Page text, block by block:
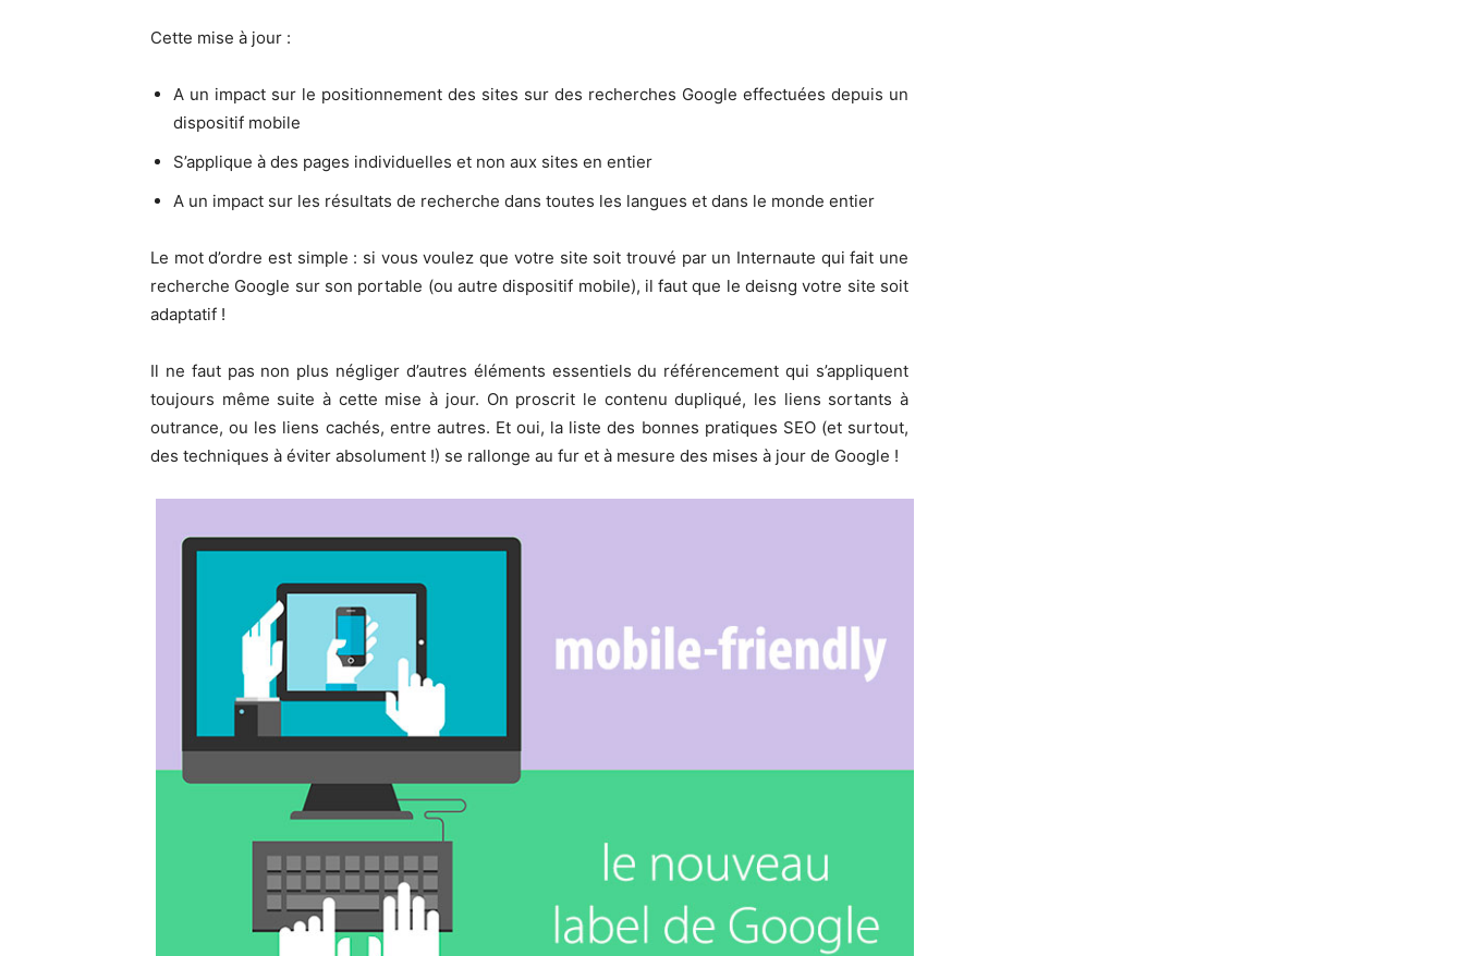
Cette mise à jour :
A un impact sur le positionnement des sites sur des recherches Google effectuées depuis un
dispositif mobile
S’applique à des pages individuelles et non aux sites en entier
A un impact sur les résultats de recherche dans toutes les langues et dans le monde entier
Le mot d’ordre est simple : si vous voulez que votre site soit trouvé par un Internaute qui fait une
recherche Google sur son portable (ou autre dispositif mobile), il faut que le deisng votre site soit
adaptatif !
Il ne faut pas non plus négliger d’autres éléments essentiels du référencement qui s’appliquent
toujours même suite à cette mise à jour. On proscrit le contenu dupliqué, les liens sortants à
outrance, ou les liens cachés, entre autres. Et oui, la liste des bonnes pratiques SEO (et surtout,
des techniques à éviter absolument !) se rallonge au fur et à mesure des mises à jour de Google !